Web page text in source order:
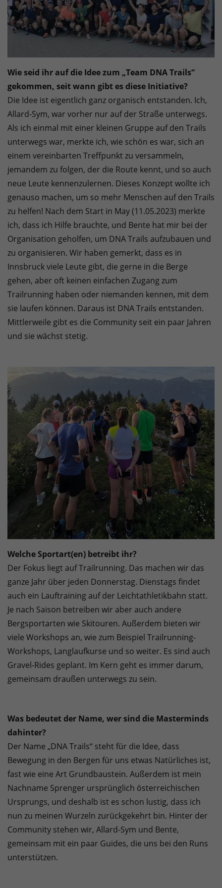
Wie seid ihr auf die Idee zum „Team DNA Trails“
gekommen, seit wann gibt es diese Initiative?
Die Idee ist eigentlich ganz organisch entstanden. Ich,
Allard-Sym, war vorher nur auf der Straße unterwegs.
Als ich einmal mit einer kleinen Gruppe auf den Trails
unterwegs war, merkte ich, wie schön es war, sich an
einem vereinbarten Treffpunkt zu versammeln,
jemandem zu folgen, der die Route kennt, und so auch
neue Leute kennenzulernen. Dieses Konzept wollte ich
genauso machen, um so mehr Menschen auf den Trails
zu helfen! Nach dem Start in May (11.05.2023) merkte
ich, dass ich Hilfe brauchte, und Bente hat mir bei der
Organisation geholfen, um DNA Trails aufzubauen und
zu organisieren. Wir haben gemerkt, dass es in
Innsbruck viele Leute gibt, die gerne in die Berge
gehen, aber oft keinen einfachen Zugang zum
Trailrunning haben oder niemanden kennen, mit dem
sie laufen können. Daraus ist DNA Trails entstanden.
Mittlerweile gibt es die Community seit ein paar Jahren
und sie wächst stetig.
Welche Sportart(en) betreibt ihr?
Der Fokus liegt auf Trailrunning. Das machen wir das
ganze Jahr über jeden Donnerstag. Dienstags findet
auch ein Lauftraining auf der Leichtathletikbahn statt.
Je nach Saison betreiben wir aber auch andere
Bergsportarten wie Skitouren. Außerdem bieten wir
viele Workshops an, wie zum Beispiel Trailrunning-
Workshops, Langlaufkurse und so weiter. Es sind auch
Gravel-Rides geplant. Im Kern geht es immer darum,
gemeinsam draußen unterwegs zu sein.
Was bedeutet der Name, wer sind die Masterminds
dahinter?
Der Name „DNA Trails“ steht für die Idee, dass
Bewegung in den Bergen für uns etwas Natürliches ist,
fast wie eine Art Grundbaustein. Außerdem ist mein
Nachname Sprenger ursprünglich österreichischen
Ursprungs, und deshalb ist es schon lustig, dass ich
nun zu meinen Wurzeln zurückgekehrt bin. Hinter der
Community stehen wir, Allard-Sym und Bente,
gemeinsam mit ein paar Guides, die uns bei den Runs
unterstützen.